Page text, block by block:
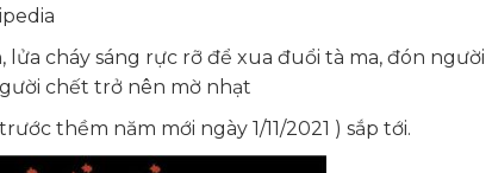
cháy sáng rực rỡ để xua đuổi tà ma, đón người
chết trở nên mờ nhạt
thềm năm mới ngày 1/11/2021 ) sắp tới.